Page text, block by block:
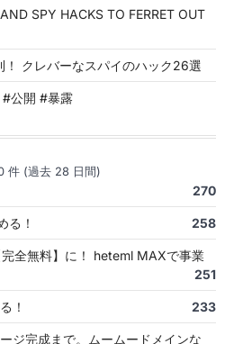
SPY HACKS TO FERRET OUT
！ クレバーなスパイのハック26選
公開 #暴露
件 (過去 28 日間)
270
る！ 258
全無料】に！ heteml MAXで事業
251
！ 233
ジ完成まで。ムームードメインな